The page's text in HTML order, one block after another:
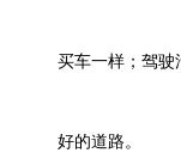
买车一样；驾驶
好的道路。